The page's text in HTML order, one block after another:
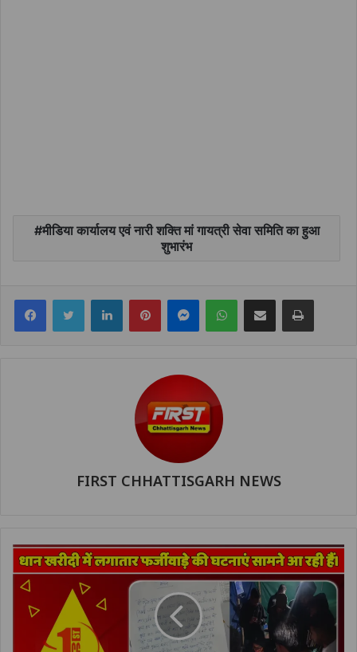
मीडिया कार्यालय एवं नारी शक्ति मां गायत्री सेवा समिति का हुआ
शुभारंभ
FacebookTwitter LinkedInPinterestMessengerWhatsAppShare via Email Print
FIRST CHHATTISGARH NEWS